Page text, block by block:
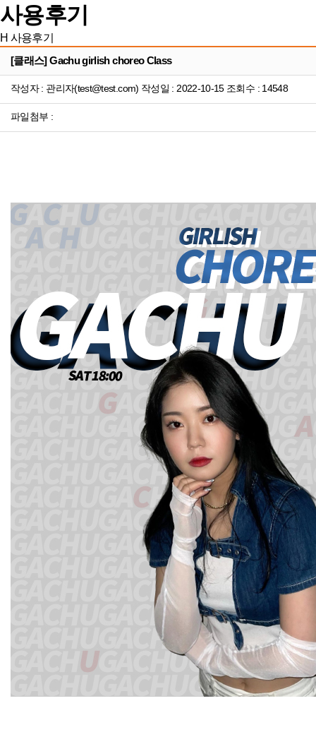
사용후기
H 사용후기
[클래스] Gachu girlish choreo Class
작성자 : 관리자(test@test.com) 작성일 : 2022-10-15 조회수 : 14548
파일첨부 :